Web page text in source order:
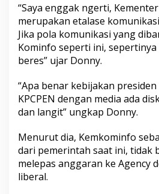
“Saya enggak ngerti,
merupakan etalase
Jika pola komunikasi yang
Kominfo seperti ini,
beres” ujar Donny.
“Apa benar kebijakan
KPCPEN dengan media ada
dan langit” ungkap Donny.
Menurut dia, Kemkominfo
dari pemerintah saat ini, tidak
melepas anggaran ke Agency
liberal.